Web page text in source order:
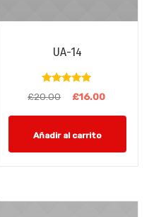
UA-14
Valorado
con
de 5
£20.00 £16.00
Añadir al carrito